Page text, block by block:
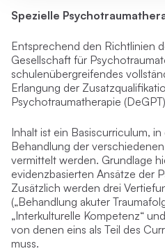
Spezielle
Entsprechend den Richtlinien
Gesellschaft für
schulenübergreifendes
Erlangung der
Psychotraumatherapie
Inhalt ist ein Basiscurriculum,
Behandlung der
vermittelt werden. Grundlage
evidenzbasierten Ansätze der
Zusätzlich werden drei
(„Behandlung akuter
„Interkulturelle Kompetenz“
von denen eins als Teil des
muss.